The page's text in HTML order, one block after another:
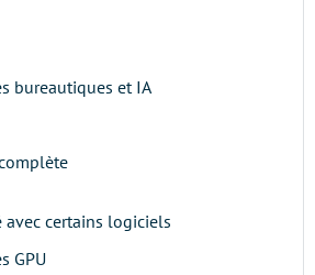
bureautiques et IA
certains logiciels
GPU